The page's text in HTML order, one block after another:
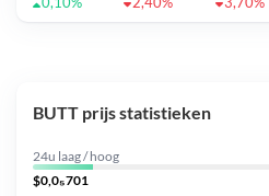
BUTT prijs statistieken
24u laag / hoog
$0,0₅701